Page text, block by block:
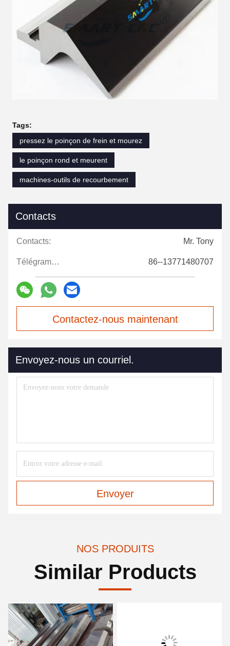
Tags:
pressez le poinçon de frein et mourez
le poinçon rond et meurent
machines-outils de recourbement
Contacts
Contacts: Mr. Tony
Télégramme: 86--13771480707
Contactez-nous maintenant
Envoyez-nous un courriel.
Envoyer
NOS PRODUITS
Similar Products